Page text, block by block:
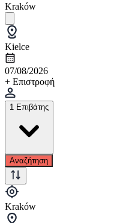
Kraków
Kielce
07/08/2026
+ Επιστροφή
1 Επιβάτης
Αναζήτηση
Kraków